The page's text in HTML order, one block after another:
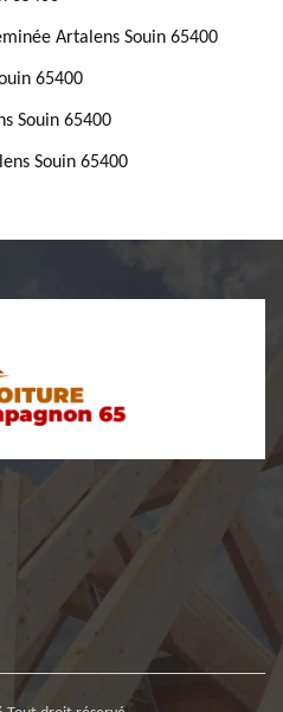
Artalens Souin 65400
65400
Souin 65400
Souin 65400